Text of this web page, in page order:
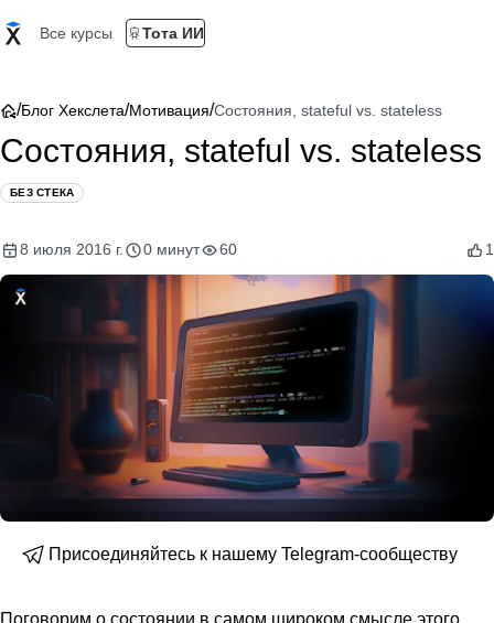
Все курсы Тота ИИ
/Блог Хекслета/Мотивация/Состояния, stateful vs. stateless
Состояния, stateful vs. stateless
БЕЗ СТЕКА
8 июля 2016 г. 0 минут 60 1
Присоединяйтесь к нашему Telegram-сообществу
Поговорим о состоянии в самом широком смысле этого